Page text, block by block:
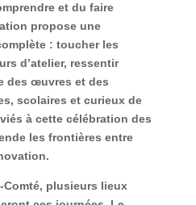
et du faire
propose une
: toucher les
d’atelier, ressentir
des œuvres et des
scolaires et curieux de
à cette célébration des
les frontières entre
Comté, plusieurs lieux